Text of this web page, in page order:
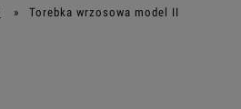
» Torebka wrzosowa model II